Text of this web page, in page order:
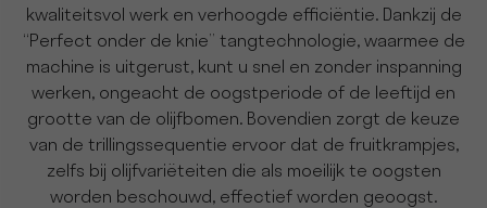
kwaliteitsvol werk en verhoogde efficiëntie. Dankzij de
“Perfect onder de knie” tangtechnologie, waarmee de
machine is uitgerust, kunt u snel en zonder inspanning
werken, ongeacht de oogstperiode of de leeftijd en
grootte van de olijfbomen. Bovendien zorgt de keuze
van de trillingssequentie ervoor dat de fruitkrampjes,
zelfs bij olijfvariëteiten die als moeilijk te oogsten
worden beschouwd, effectief worden geoogst.